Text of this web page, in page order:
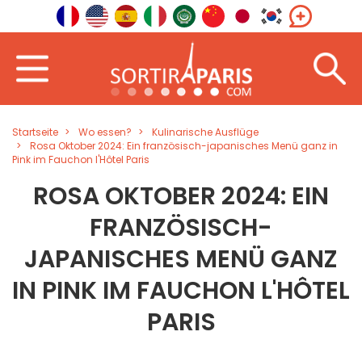
Startseite Wo essen?
Kulinarische Ausflüge
Rosa Oktober 2024: Ein französisch-japanisches Menü ganz in
Pink im Fauchon l'Hôtel Paris
ROSA OKTOBER 2024: EIN
FRANZÖSISCH-
JAPANISCHES MENÜ GANZ
IN PINK IM FAUCHON L'HÔTEL
PARIS